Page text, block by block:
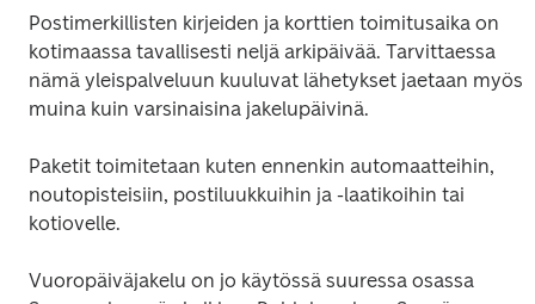
Postimerkillisten kirjeiden ja korttien toimitusaika on
kotimaassa tavallisesti neljä arkipäivää. Tarvittaessa
nämä yleispalveluun kuuluvat lähetykset jaetaan myös
muina kuin varsinaisina jakelupäivinä.
Paketit toimitetaan kuten ennenkin automaatteihin,
noutopisteisiin, postiluukkuihin ja -laatikoihin tai
kotiovelle.
Vuoropäiväjakelu on jo käytössä suuressa osassa